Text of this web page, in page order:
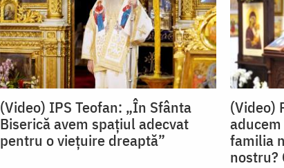
(Video) IPS Teofan: „În Sfânta
Biserică avem spațiul adecvat
pentru o viețuire dreaptă”
(Video)
familia
nostru?